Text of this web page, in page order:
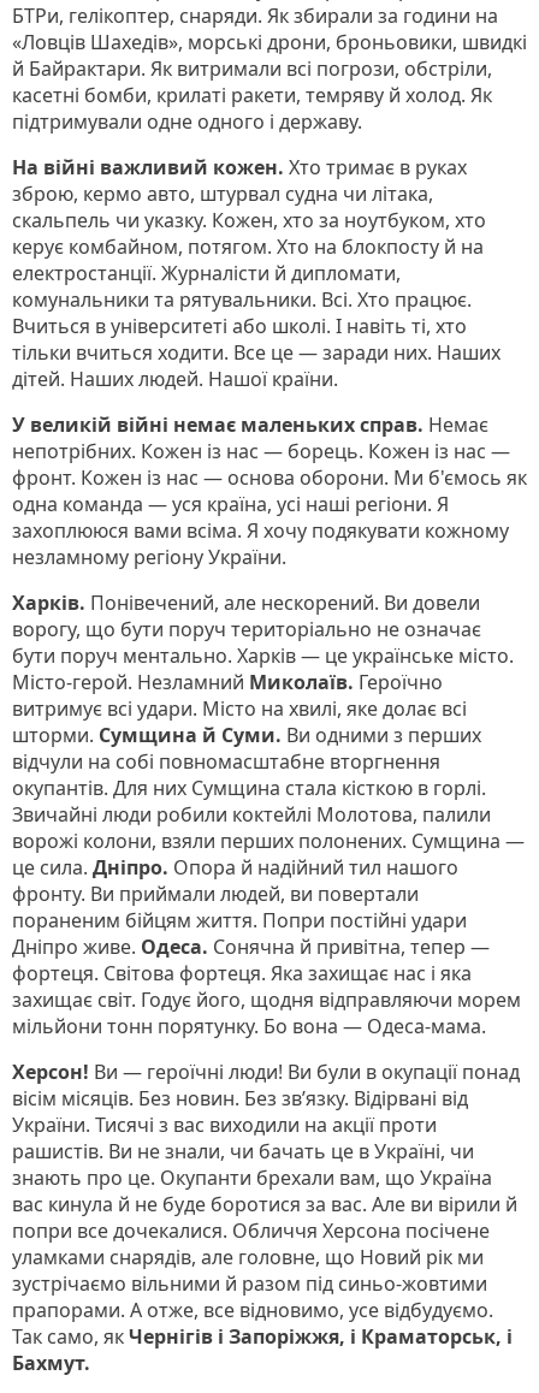
БТРи, гелікоптер, снаряди. Як збирали за години на
«Ловців Шахедів», морські дрони, броньовики, швидкі
й Байрактари. Як витримали всі погрози, обстріли,
касетні бомби, крилаті ракети, темряву й холод. Як
підтримували одне одного і державу.
На війні важливий кожен. Хто тримає в руках
зброю, кермо авто, штурвал судна чи літака,
скальпель чи указку. Кожен, хто за ноутбуком, хто
керує комбайном, потягом. Хто на блокпосту й на
електростанції. Журналісти й дипломати,
комунальники та рятувальники. Всі. Хто працює.
Вчиться в університеті або школі. І навіть ті, хто
тільки вчиться ходити. Все це — заради них. Наших
дітей. Наших людей. Нашої країни.
У великій війні немає маленьких справ. Немає
непотрібних. Кожен із нас — борець. Кожен із нас —
фронт. Кожен із нас — основа оборони. Ми б'ємось як
одна команда — уся країна, усі наші регіони. Я
захоплююся вами всіма. Я хочу подякувати кожному
незламному регіону України.
Харків. Понівечений, але нескорений. Ви довели
ворогу, що бути поруч територіально не означає
бути поруч ментально. Харків — це українське місто.
Місто-герой. Незламний Миколаїв. Героїчно
витримує всі удари. Місто на хвилі, яке долає всі
шторми. Сумщина й Суми. Ви одними з перших
відчули на собі повномасштабне вторгнення
окупантів. Для них Сумщина стала кісткою в горлі.
Звичайні люди робили коктейлі Молотова, палили
ворожі колони, взяли перших полонених. Сумщина —
це сила. Дніпро. Опора й надійний тил нашого
фронту. Ви приймали людей, ви повертали
пораненим бійцям життя. Попри постійні удари
Дніпро живе. Одеса. Сонячна й привітна, тепер —
фортеця. Світова фортеця. Яка захищає нас і яка
захищає світ. Годує його, щодня відправляючи морем
мільйони тонн порятунку. Бо вона — Одеса-мама.
Херсон! Ви — героїчні люди! Ви були в окупації понад
вісім місяців. Без новин. Без зв’язку. Відірвані від
України. Тисячі з вас виходили на акції проти
рашистів. Ви не знали, чи бачать це в Україні, чи
знають про це. Окупанти брехали вам, що Україна
вас кинула й не буде боротися за вас. Але ви вірили й
попри все дочекалися. Обличчя Херсона посічене
уламками снарядів, але головне, що Новий рік ми
зустрічаємо вільними й разом під синьо-жовтими
прапорами. А отже, все відновимо, усе відбудуємо.
Так само, якЧернігів і Запоріжжя, і Краматорськ, і
Бахмут.